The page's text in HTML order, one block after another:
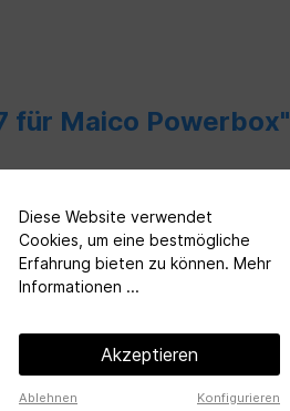
für Maico Powerbox"
Stück
Diese Website verwendet
Cookies, um eine bestmögliche
Erfahrung bieten zu können. Mehr
Informationen ...
Akzeptieren
Ablehnen Konfigurieren